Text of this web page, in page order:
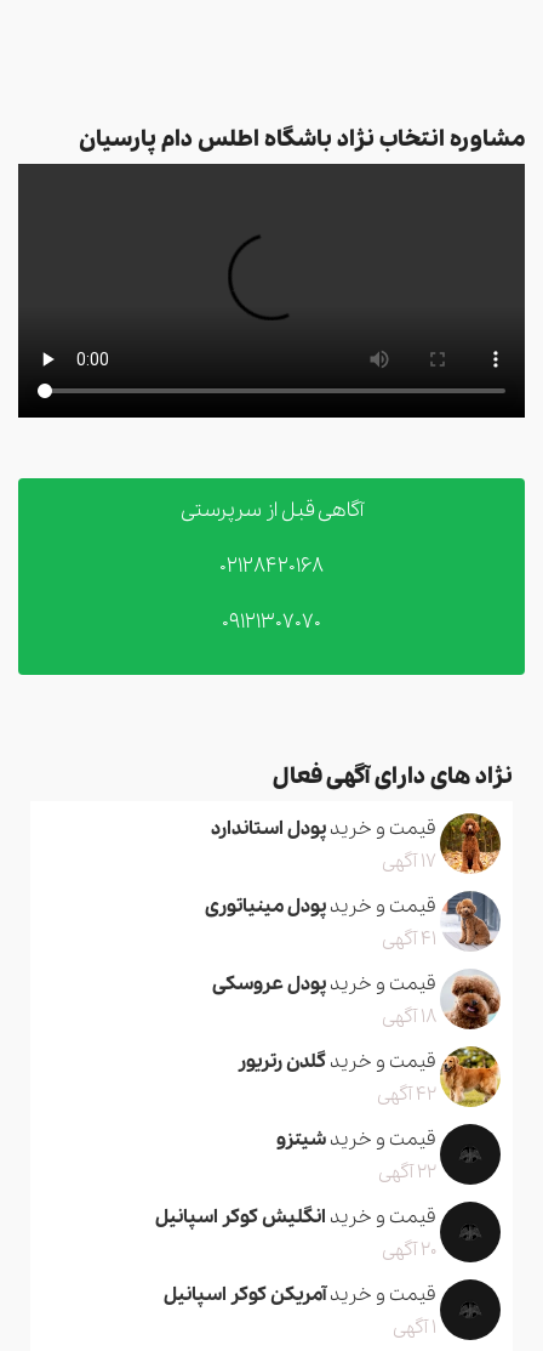
مشاوره انتخاب نژاد باشگاه اطلس دام پارسیان
آگاهی قبل از سرپرستی
02128420168
09121307070
نژاد های دارای آگهی فعال
قیمت و خریدپودل استاندارد
17 آگهی
قیمت و خریدپودل مینیاتوری
41 آگهی
قیمت و خریدپودل عروسکی
18 آگهی
قیمت و خریدگلدن رتریور
42 آگهی
قیمت و خریدشیتزو
22 آگهی
قیمت و خرید انگلیش کوکر اسپانیل
20 آگهی
قیمت و خریدآمریکن کوکر اسپانیل
1 آگهی